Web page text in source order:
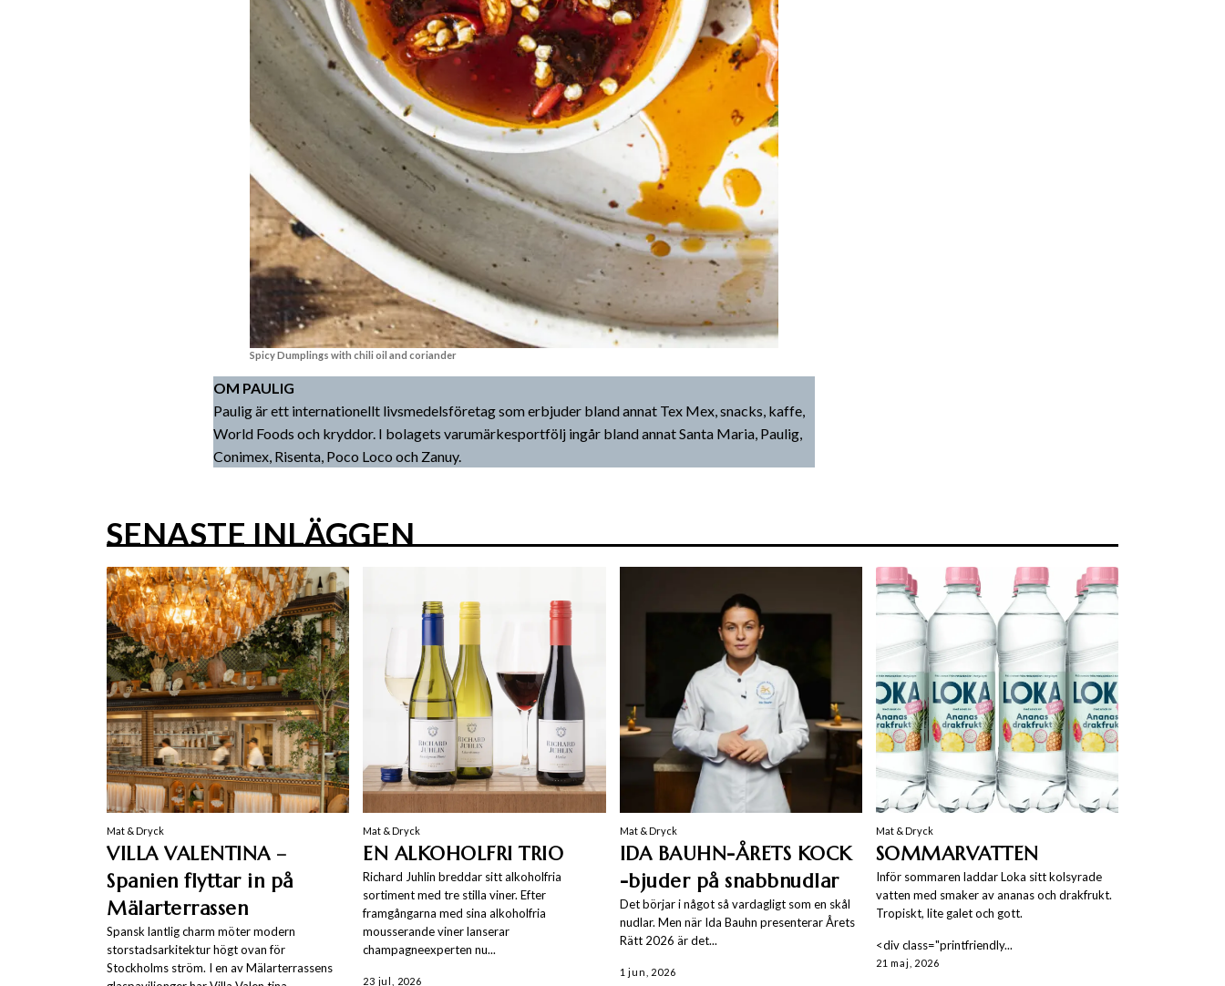
Spicy Dumplings with chili oil and coriander
OM PAULIG
Paulig är ett internationellt livsmedelsföretag som erbjuder bland annat Tex Mex, snacks, kaffe,
World Foods och kryddor. I bolagets varumärkesportfölj ingår bland annat Santa Maria, Paulig,
Conimex, Risenta, Poco Loco och Zanuy.
SENASTE INLÄGGEN
Mat & Dryck
VILLA VALENTINA –
Spanien flyttar in på
Mälarterrassen
Spansk lantlig charm möter modern
storstadsarkitektur högt ovan för
Stockholms ström. I en av Mälarterrassens
Mat & Dryck
EN ALKOHOLFRI TRIO
Richard Juhlin breddar sitt alkoholfria
sortiment med tre stilla viner. Efter
framgångarna med sina alkoholfria
mousserande viner lanserar
champagneexperten nu...
23 jul, 2026
Mat & Dryck
IDA BAUHN-ÅRETS KOCK
-bjuder på snabbnudlar
Det börjar i något så vardagligt som en skål
nudlar. Men när Ida Bauhn presenterar Årets
Rätt 2026 är det...
1 jun, 2026
Mat & Dryck
SOMMARVATTEN
Inför sommaren laddar Loka sitt kolsyrade
vatten med smaker av ananas och drakfrukt.
Tropiskt, lite galet och gott.
<div class="printfriendly...
21 maj, 2026